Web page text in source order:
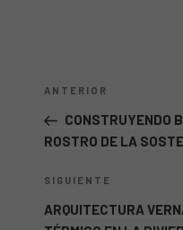
entradas
Entrada
anterior:
ANTERIOR
CONSTRUYENDO
ROSTRO DE LA
Siguiente
entrada
SIGUIENTE
ARQUITECTURA